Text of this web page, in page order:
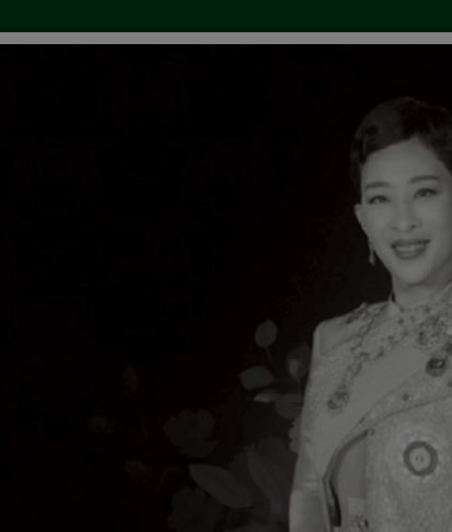
คำสั่ง/ประกาศ
Q&A ถาม-ตอบ เว็บบอร์ด ป
เรื่อง รายงานเงินสะสม ณ วั